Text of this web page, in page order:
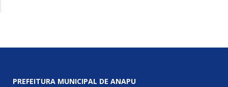
PREFEITURA MUNICIPAL DE ANAPU